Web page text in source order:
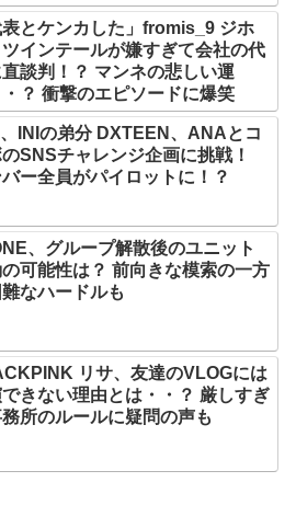
ら人気グループが
と誕生！ JO1やINI、ME:Iを生ん
プまで一挙紹介
表とケンカした」fromis_9 ジホ
ツインテールが嫌すぎて会社の代
談判！？ マンネの悲しい運
？ 衝撃のエピソードに爆笑
INIの弟分 DXTEEN、ANAとコ
SNSチャレンジ企画に挑戦！
バー全員がパイロットに！？
、グループ解散後のユニット
可能性は？ 前向きな模索の一方
なハードルも
リサ、友達のVLOGには
きない理由とは・・？ 厳しすぎ
所のルールに疑問の声も